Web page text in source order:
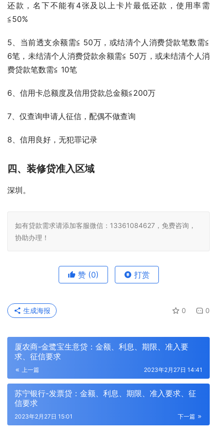
还款，名下不能有4张及以上卡片最低还款，使用率需
≦50%
5、当前透支余额需≦ 50万，或结清个人消费贷款笔数需≦
6笔，未结清个人消费贷款余额需≦ 50万，或未结清个人消
费贷款笔数需≦ 10笔
6、信用卡总额度及信用贷款总金额≦200万
7、仅查询申请人征信，配偶不做查询
8、信用良好，无犯罪记录
四、装修贷准入区域
深圳。
如有贷款需求请添加客服微信：13361084627，免费咨询，
协助办理！
赞 (0) 打赏
0 0
生成海报
厦农商-金鹭宝生意贷：金额、利息、期限、准入要
求、征信要求
上一篇 2023年2月27日 14:41
苏宁银行-发票贷：金额、利息、期限、准入要求、征
信要求
下一篇
2023年2月27日 15:01